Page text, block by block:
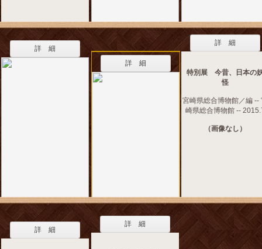
詳 細
詳 細
詳 細
特別展 今昔、日本の
怪
宮崎県総合博物館／編 --
崎県総合博物館 --
（画像なし）
詳 細
詳 細